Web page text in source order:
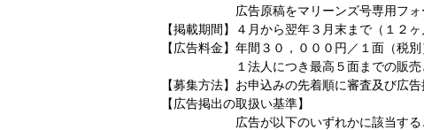
広告原稿をマリーンズ号専用フォーマ
【掲載期間】４月から翌年３月末まで（１２ヶ
【広告料金】年間３０，０００円／１面（税別
１法人につき最高５面までの販売とさ
【募集方法】お申込みの先着順に審査及び広
【広告掲出の取扱い基準】
広告が以下のいずれかに該当するとき